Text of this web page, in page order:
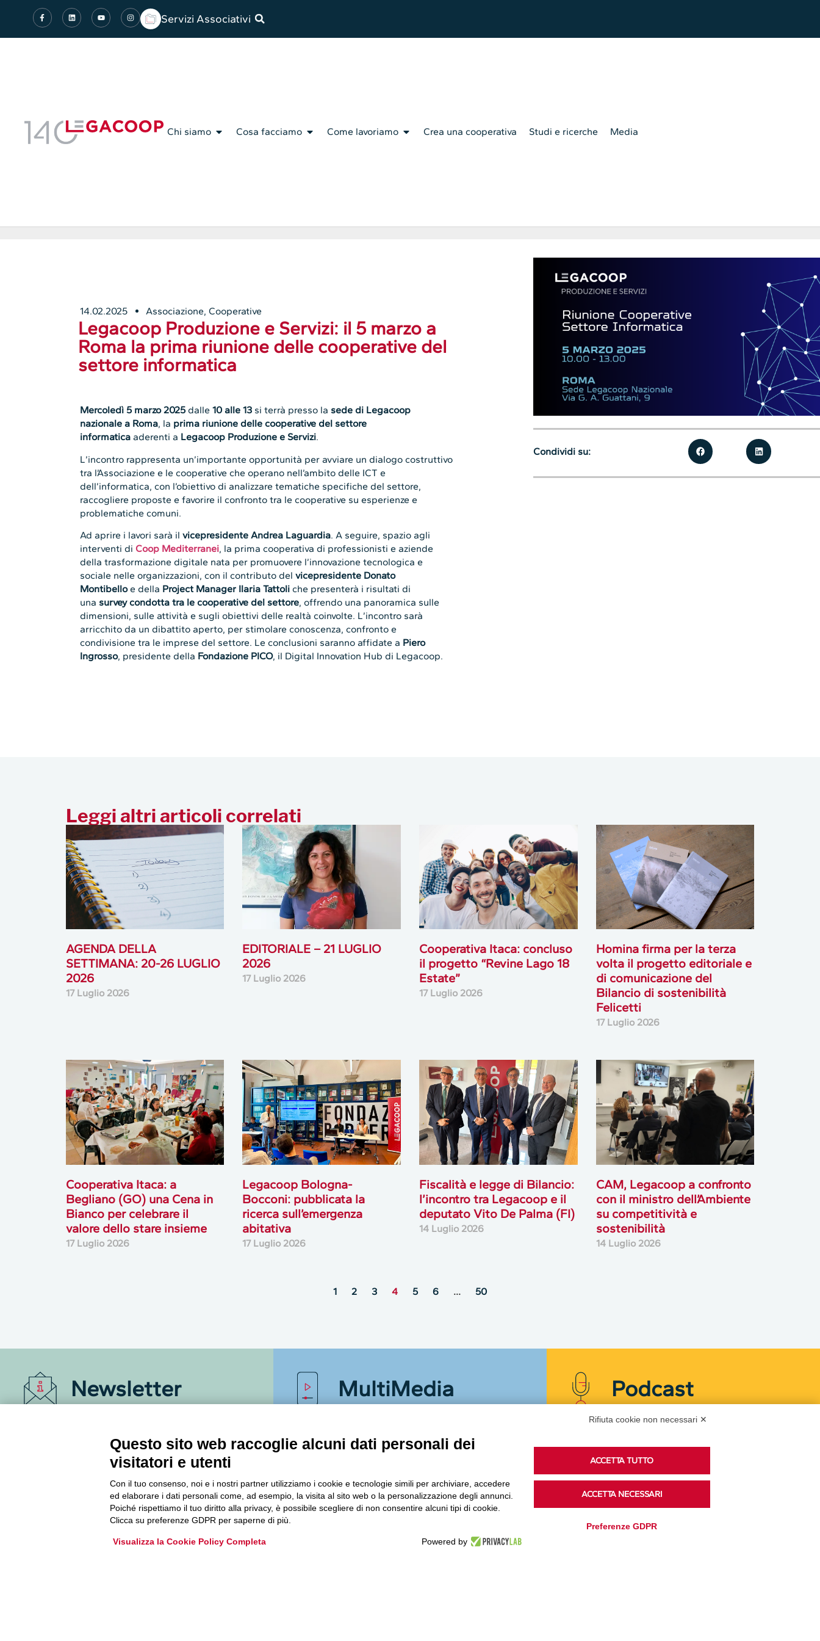
Servizi Associativi
Chi siamo Cosa facciamo Come lavoriamo Crea una cooperativa Studi e ricerche Media
14.02.2025 Associazione,Cooperative
Legacoop Produzione e Servizi: il 5 marzo a
Roma la prima riunione delle cooperative del
settore informatica
Mercoledì 5 marzo 2025dalle10 alle 13 si terrà presso la sede di Legacoop
nazionale a Roma, la prima riunione delle cooperative del settore
informatica aderenti a Legacoop Produzione e Servizi.
L’incontro rappresenta un’importante opportunità per avviare un dialogo costruttivo
tra l’Associazione e le cooperative che operano nell’ambito delle ICT e
dell’informatica, con l’obiettivo di analizzare tematiche specifiche del settore,
raccogliere proposte e favorire il confronto tra le cooperative su esperienze e
problematiche comuni.
Ad aprire i lavori sarà ilvicepresidente Andrea Laguardia. A seguire, spazio agli
interventi diCoop Mediterranei, la prima cooperativa di professionisti e aziende
della trasformazione digitale nata per promuovere l’innovazione tecnologica e
sociale nelle organizzazioni, con il contributo delvicepresidente Donato
Montibelloe della Project Manager Ilaria Tattoli che presenterà i risultati di
una survey condotta tra le cooperative del settore, offrendo una panoramica sulle
dimensioni, sulle attività e sugli obiettivi delle realtà coinvolte. L’incontro sarà
arricchito da un dibattito aperto, per stimolare conoscenza, confronto e
condivisione tra le imprese del settore. Le conclusioni saranno affidate a Piero
Ingrosso, presidente della Fondazione PICO, il Digital Innovation Hub di Legacoop.
Condividi su:
Leggi altri articoli correlati
AGENDA DELLA
SETTIMANA: 20-26 LUGLIO
2026
17 Luglio 2026
EDITORIALE – 21 LUGLIO
2026
17 Luglio 2026
Cooperativa Itaca: concluso
il progetto “Revine Lago 18
Estate”
17 Luglio 2026
Homina firma per la terza
volta il progetto editoriale e
di comunicazione del
Bilancio di sostenibilità
Felicetti
17 Luglio 2026
Cooperativa Itaca: a
Begliano (GO) una Cena in
Bianco per celebrare il
valore dello stare insieme
17 Luglio 2026
Legacoop Bologna-
Bocconi: pubblicata la
ricerca sull’emergenza
abitativa
17 Luglio 2026
Fiscalità e legge di Bilancio:
l’incontro tra Legacoop e il
deputato Vito De Palma (FI)
14 Luglio 2026
CAM, Legacoop a confronto
con il ministro dell’Ambiente
su competitività e
sostenibilità
14 Luglio 2026
1 2 3 4 5 6 … 50
Newsletter
Informazioni per restare sempre aggiornati sul
mondo della cooperazione.
Archivio Newsletter
MultiMedia
Guarda i nostri video, storie e webinar.
Accedi a Youtube
Podcast
su Spreaker.
Rifiuta cookie non necessari ✕
Questo sito web raccoglie alcuni dati personali dei
visitatori e utenti
Con il tuo consenso, noi e i nostri partner utilizziamo i cookie e tecnologie simili per archiviare, accedere
ed elaborare i dati personali come, ad esempio, la visita al sito web o la personalizzazione degli annunci.
Poiché rispettiamo il tuo diritto alla privacy, è possibile scegliere di non consentire alcuni tipi di cookie.
Clicca su preferenze GDPR per saperne di più.
Visualizza la Cookie Policy Completa Powered by
ACCETTA TUTTO
ACCETTA NECESSARI
Preferenze GDPR